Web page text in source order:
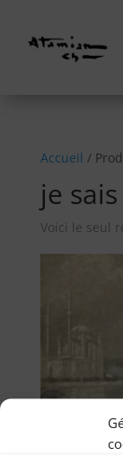
Accueil /
je
Voici le seul